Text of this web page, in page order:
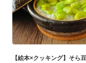
【絵本×クッキング】そら